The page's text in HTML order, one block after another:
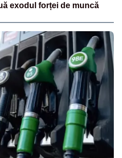
exodul forței de muncă